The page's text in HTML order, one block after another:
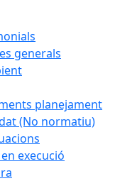
generals
planejament
(No normatiu)
execució